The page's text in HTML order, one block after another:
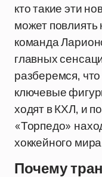
кто такие эти
может повлиять
команда
главных
разберемся,
ключевые
ходят в КХЛ, и
«Торпедо»
хоккейного
Почему